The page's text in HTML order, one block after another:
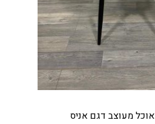
מעוצב דגם אניס